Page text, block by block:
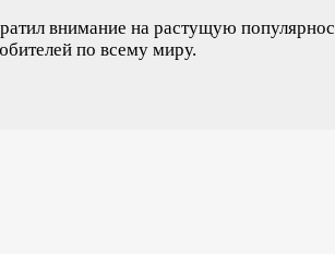
внимание на растущую
по всему миру.